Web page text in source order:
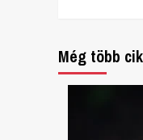
Még több